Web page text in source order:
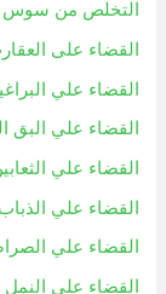
التخلص من
القضاء على
القضاء علي
القضاء علي البق
القضاء علي
القضاء علي الذباب
القضاء علي
القضاء علي النمل